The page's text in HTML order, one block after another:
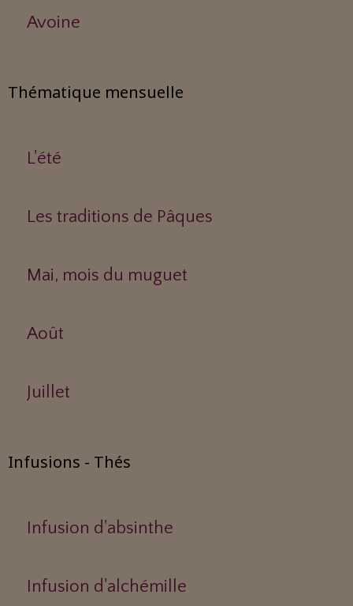
Avoine
Thématique mensuelle
L'été
Les traditions de Pâques
Mai, mois du muguet
Août
Juillet
Infusions - Thés
Infusion d'absinthe
Infusion d'alchémille